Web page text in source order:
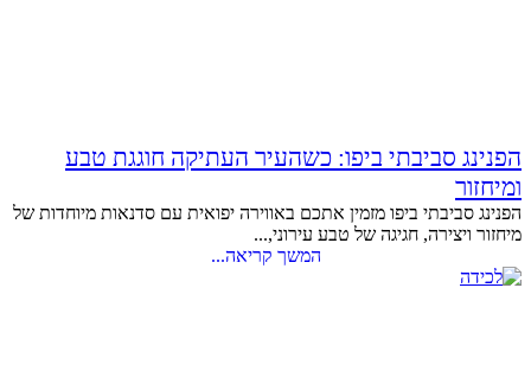
הפנינג סביבתי ביפו: כשהעיר העתיקה חוגגת טבע
ומיחזור
הפנינג סביבתי ביפו מזמין אתכם באווירה יפואית עם סדנאות מיוחדות של
מיחזור ויצירה, חגיגה של טבע עירוני,...
המשך קריאה...